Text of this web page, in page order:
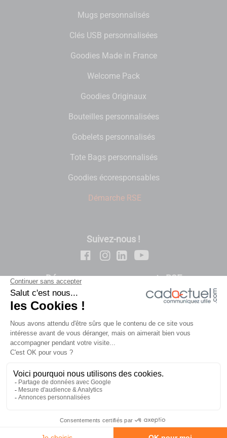
Mugs personnalisés
Clés USB personnalisées
Goodies Made in France
Welcome Pack
Goodies Originaux
Bouteilles personnalisées
Gobelets personnalisés
Tote Bags personnalisés
Goodies écoresponsables
Démarche RSE
Suivez-nous !
Découvrez nos engagements RSE
Contact-Politique de confidentialité
Générales de Vente-Mentions légales
-
© 2026 CADACTUEL - 129 rue Jean Mermoz – BAT B ZAC de